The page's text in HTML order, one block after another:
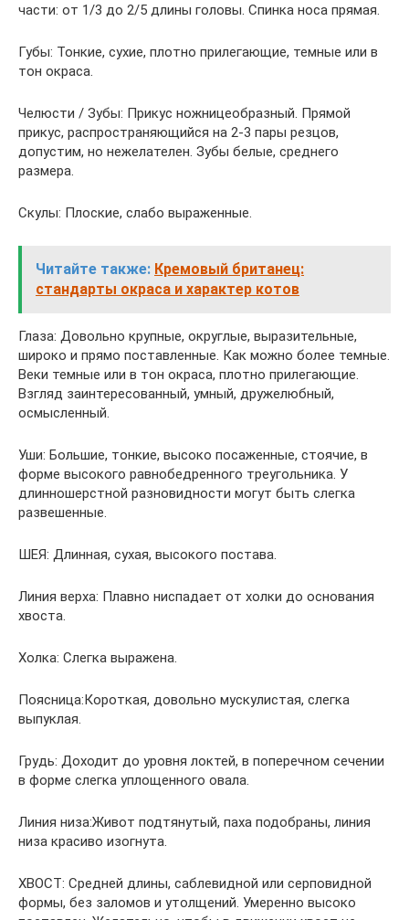
части: от 1/3 до 2/5 длины головы. Спинка носа прямая.
Губы: Тонкие, сухие, плотно прилегающие, темные или в
тон окраса.
Челюсти / Зубы: Прикус ножницеобразный. Прямой
прикус, распространяющийся на 2-3 пары резцов,
допустим, но нежелателен. Зубы белые, среднего
размера.
Скулы: Плоские, слабо выраженные.
Читайте также: Кремовый британец:
стандарты окраса и характер котов
Глаза: Довольно крупные, округлые, выразительные,
широко и прямо поставленные. Как можно более темные.
Веки темные или в тон окраса, плотно прилегающие.
Взгляд заинтересованный, умный, дружелюбный,
осмысленный.
Уши: Большие, тонкие, высоко посаженные, стоячие, в
форме высокого равнобедренного треугольника. У
длинношерстной разновидности могут быть слегка
развешенные.
ШЕЯ: Длинная, сухая, высокого постава.
Линия верха: Плавно ниспадает от холки до основания
хвоста.
Холка: Слегка выражена.
Поясница:Короткая, довольно мускулистая, слегка
выпуклая.
Грудь: Доходит до уровня локтей, в поперечном сечении
в форме слегка уплощенного овала.
Линия низа:Живот подтянутый, паха подобраны, линия
низа красиво изогнута.
ХВОСТ: Средней длины, саблевидной или серповидной
формы, без заломов и утолщений. Умеренно высоко